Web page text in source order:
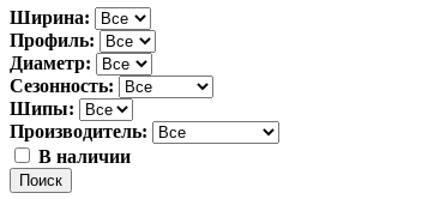
Ширина:
Профиль:
Диаметр:
Сезонность:
Шипы:
Производитель:
В наличии
Поиск